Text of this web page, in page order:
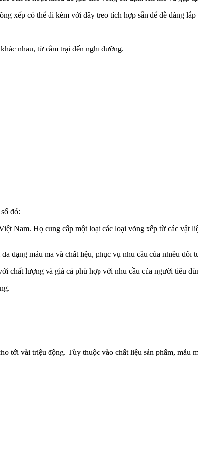
xếp có thể đi kèm với dây treo tích hợp sẵn để dễ dàng lắp
nhau, từ cắm trại đến nghỉ dưỡng.
đó:
Nam. Họ cung cấp một loạt các loại võng xếp từ các vật
dạng mẫu mã và chất liệu, phục vụ nhu cầu của nhiều đối
chất lượng và giá cả phù hợp với nhu cầu của người tiêu
vài triệu động. Tùy thuộc vào chất liệu sản phẩm, mẫu